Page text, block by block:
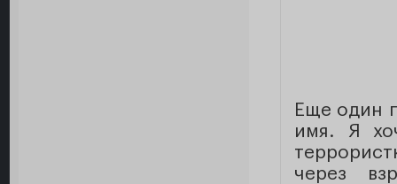
Еще один
имя. Я
через